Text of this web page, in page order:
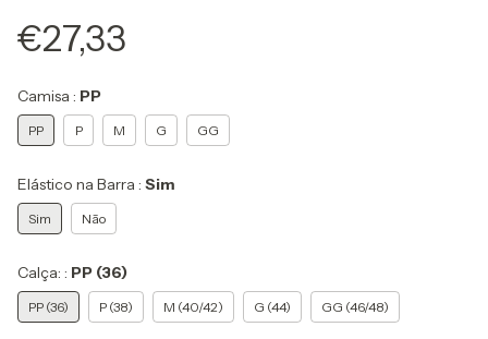
€27,33
Camisa : PP
PP P M G GG
Elástico na Barra : Sim
Sim Não
Calça: : PP (36)
PP (36) P (38) M (40/42) G (44) GG (46/48)